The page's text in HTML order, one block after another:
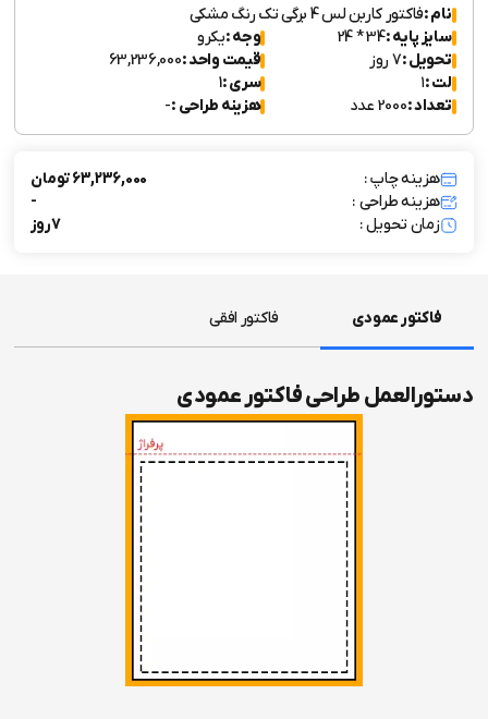
نام :فاکتور کاربن لس 4 برگی تک رنگ مشکی
سایز پایه :34 * 24 وجه :یکرو
تحویل :7 روز قیمت واحد :63,236,000
لت :۱ سری :1
تعداد :2000 عدد هزینه طراحی :-
هزینه چاپ :
63,236,000 تومان
هزینه طراحی :
-
زمان تحویل :
7 روز
فاکتور عمودی فاکتور افقی
دستورالعمل طراحی فاکتور عمودی